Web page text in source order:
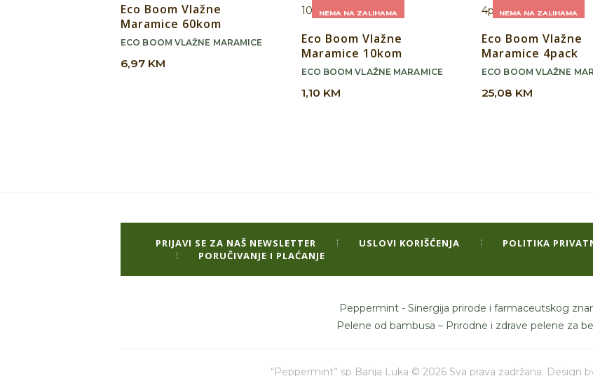
Eco Boom Vlažne
Maramice 60kom
ECO BOOM VLAŽNE MARAMICE
6,97 KM
NEMA NA ZALIHAMA
Eco Boom Vlažne
Maramice 10kom
ECO BOOM VLAŽNE MARAMICE
1,10 KM
NEMA NA ZALIHAMA
Eco Boom Vlažne
Maramice 4pack
ECO BOOM VLAŽNE
25,08 KM
PRIJAVI SE ZA NAŠ NEWSLETTER USLOVI KORIŠĆENJA
POLITIKA
PORUČIVANJE I PLAĆANJE
Peppermint - Sinergija prirode i farmaceutskog
Pelene od bambusa – Prirodne i zdrave pelene za
“Peppermint” sp Banja Luka © 2026 Sva prava zadržana. Design